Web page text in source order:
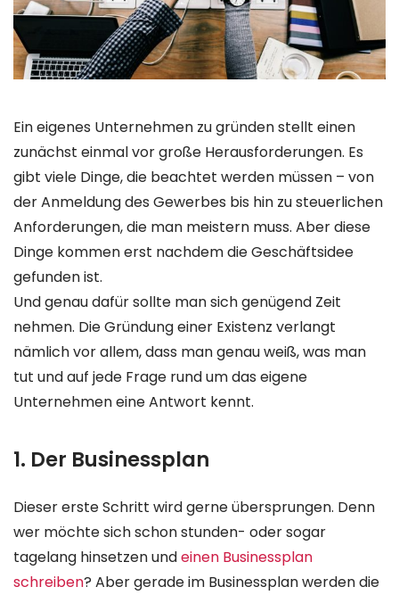
Ein eigenes Unternehmen zu gründen stellt einen
zunächst einmal vor große Herausforderungen. Es
gibt viele Dinge, die beachtet werden müssen – von
der Anmeldung des Gewerbes bis hin zu steuerlichen
Anforderungen, die man meistern muss. Aber diese
Dinge kommen erst nachdem die Geschäftsidee
gefunden ist.
Und genau dafür sollte man sich genügend Zeit
nehmen. Die Gründung einer Existenz verlangt
nämlich vor allem, dass man genau weiß, was man
tut und auf jede Frage rund um das eigene
Unternehmen eine Antwort kennt.
1. Der Businessplan
Dieser erste Schritt wird gerne übersprungen. Denn
wer möchte sich schon stunden- oder sogar
tagelang hinsetzen undeinen Businessplan
schreiben? Aber gerade im Businessplan werden die